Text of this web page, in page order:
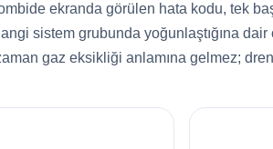
ekranda görülen hata kodu, tek
sistem grubunda yoğunlaştığına
gaz eksikliği anlamına gelmez;